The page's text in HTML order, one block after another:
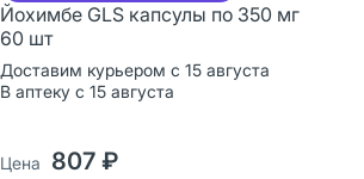
Йохимбе GLS капсулы по 350 мг
60 шт
Доставим курьером с 15 августа
В аптеку с 15 августа
Цена 807 ₽